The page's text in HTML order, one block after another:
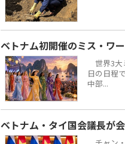
ベトナム初開催のミス・ワ
世界3大
日の日程
中部...
ベトナム・タイ国会議長が